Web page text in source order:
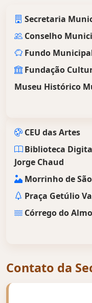
Secretaria
Conselho
Fundo
Fundação
Museu Histórico
CEU das Artes
Biblioteca
Jorge Chaud
Morrinho de
Praça Getúlio
Córrego do
Contato da